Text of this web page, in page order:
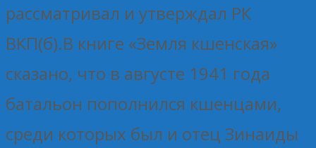
рассматривал и утверждал РК
ВКП(б).В книге «Земля кшенская»
сказано, что в августе 1941 года
батальон пополнился кшенцами,
среди которых был и отец Зинаиды